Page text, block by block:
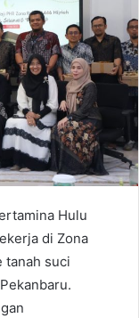
Hulu
di Zona
tanah suci